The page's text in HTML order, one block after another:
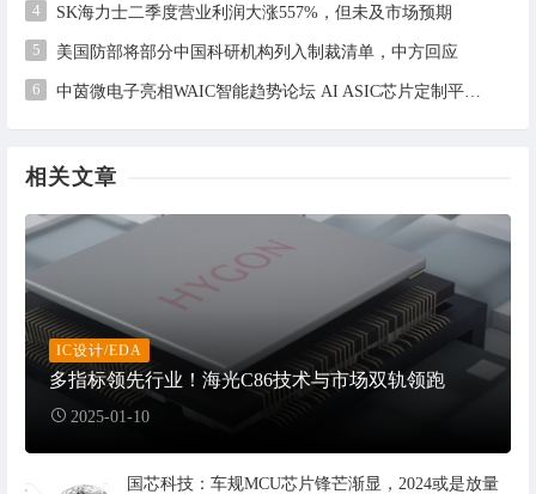
4 SK海力士二季度营业利润大涨557%，但未及市场预期
5 美国防部将部分中国科研机构列入制裁清单，中方回应
6 中茵微电子亮相WAIC智能趋势论坛 AI ASIC芯片定制平台赋能工业AI落地
相关文章
IC设计/EDA
多指标领先行业！海光C86技术与市场双轨领跑
2025-01-10
国芯科技：车规MCU芯片锋芒渐显，2024或是放量